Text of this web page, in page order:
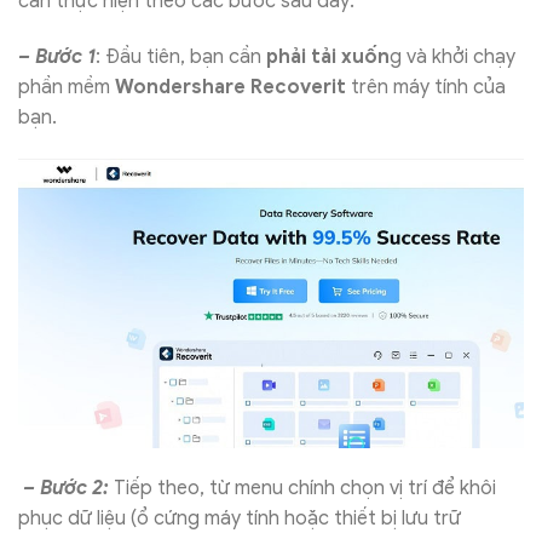
– Bước 1: Đầu tiên, bạn cần phải tải xuống và khởi chạy
phần mềm Wondershare Recoverit trên máy tính của
bạn.
– Bước 2: Tiếp theo, từ menu chính chọn vị trí để khôi
phục dữ liệu (ổ cứng máy tính hoặc thiết bị lưu trữ